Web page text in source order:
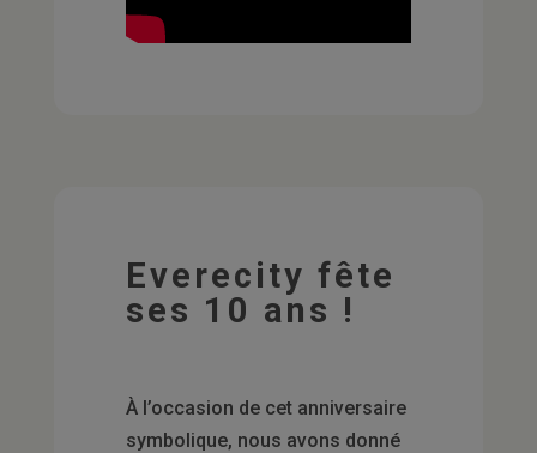
Everecity fête
ses 10 ans !
À l’occasion de cet anniversaire
symbolique, nous avons donné